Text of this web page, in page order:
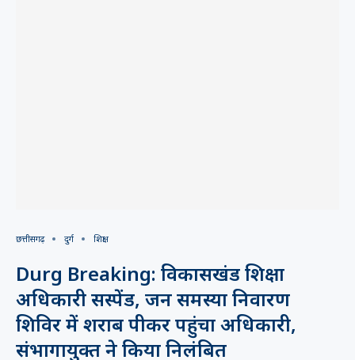
छत्तीसगढ़ दुर्ग शिक्षा
Durg Breaking: विकासखंड शिक्षा
अधिकारी सस्पेंड, जन समस्या निवारण
शिविर में शराब पीकर पहुंचा अधिकारी,
संभागायुक्त ने किया निलंबित